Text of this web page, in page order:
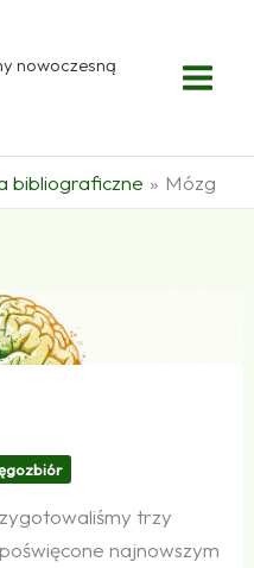
nowoczesną
bibliograficzne Mózg
trzy
najnowszym